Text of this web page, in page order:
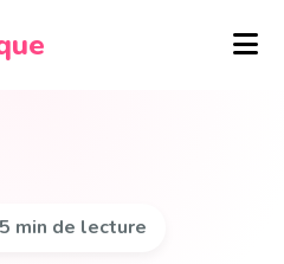
5 min de lecture